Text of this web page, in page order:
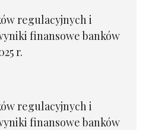
regulacyjnych i
finansowe banków
r.
regulacyjnych i
finansowe banków